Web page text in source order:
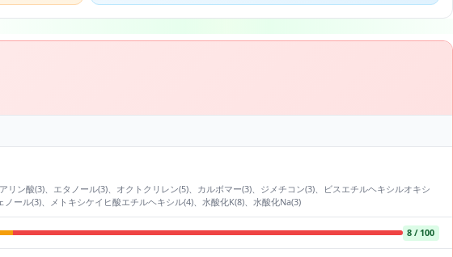
リン酸(3)、エタノール(3)、オクトクリレン(5)、カルボマー(3)、ジメチコン(3)、ビスエチルヘキシルオキシ
ール(3)、メトキシケイヒ酸エチルヘキシル(4)、水酸化K(8)、水酸化Na(3)
8 / 100